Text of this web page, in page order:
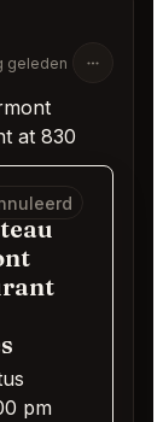
geleden
at 830
4
pm